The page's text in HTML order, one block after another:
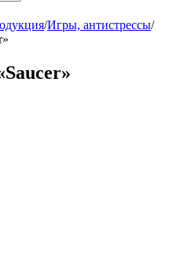
/Игры, антистрессы/